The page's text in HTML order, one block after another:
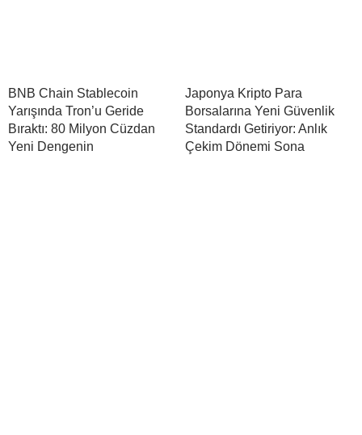
BNB Chain Stablecoin
Yarışında Tron’u Geride
Bıraktı: 80 Milyon Cüzdan
Yeni Dengenin
Japonya Kripto Para
Borsalarına Yeni Güvenlik
Standardı Getiriyor: Anlık
Çekim Dönemi Sona